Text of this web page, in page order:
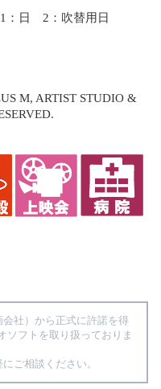
：日 2：吹替用日
M, ARTIST STUDIO &
社）から正式に許諾を得
ソフトを取り扱っておりま
ご相談ください。